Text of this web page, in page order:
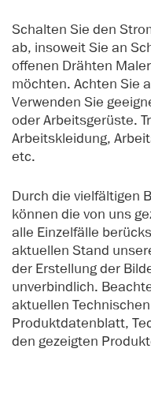
Schalten Sie den
ab, insoweit Sie an
offenen Drähten
möchten. Achten Sie
Verwenden Sie
oder Arbeitsgerüste.
Arbeitskleidung,
etc.
Durch die vielfältigen
können die von uns
alle Einzelfälle
aktuellen Stand
der Erstellung der
unverbindlich.
aktuellen
Produktdatenblatt,
den gezeigten